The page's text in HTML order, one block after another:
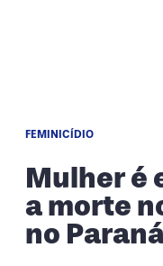
FEMINICÍDIO
Mulher é
a morte
no